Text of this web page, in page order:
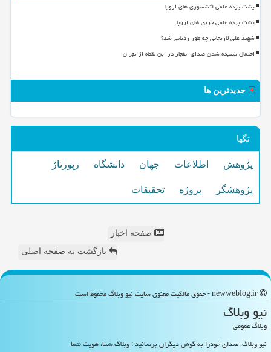
پشت پرده علمی آتشسوزی های اروپا
پشت پرده علمی حریق های اروپا
شهید علی لاریجانی چه طور ردیابی شد؟
احتمال شنیده شدن صدای انفجار در این نقطه از تهران
جدیدترین ها
تگها
پژوهش اطلاعات جهان دانشگاه رپورتاژ
پژوهشگر پروژه تحقیقات
صفحه اخبار
بازگشت به صفحه اصلی
نیو وبلاگ
وبلاگ عمومی
نیو وبلاگ، صدای خودرا به گوش دیگران برسانید : وبلاگ شما، هویت شما